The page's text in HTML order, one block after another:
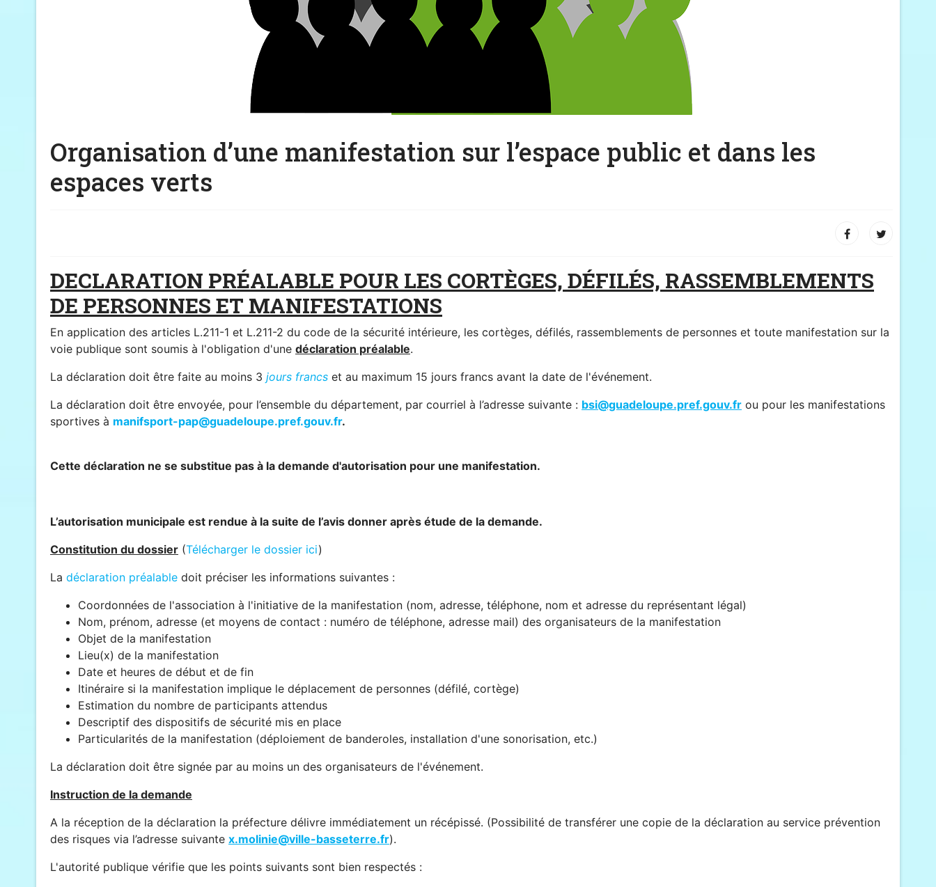
Organisation d’une manifestation sur l’espace public et dans les
espaces verts
DECLARATION PRÉALABLE POUR LES CORTÈGES, DÉFILÉS, RASSEMBLEMENTS
DE PERSONNES ET MANIFESTATIONS
En application des articles L.211-1 et L.211-2 du code de la sécurité intérieure, les cortèges, défilés, rassemblements de personnes et toute manifestation sur la
voie publique sont soumis à l'obligation d'une déclaration préalable.
La déclaration doit être faite au moins 3 jours francs et au maximum 15 jours francs avant la date de l'événement.
La déclaration doit être envoyée, pour l’ensemble du département, par courriel à l’adresse suivante : bsi@guadeloupe.pref.gouv.fr ou pour les manifestations
sportives à manifsport-pap@guadeloupe.pref.gouv.fr.
Cette déclaration ne se substitue pas à la demande d'autorisation pour une manifestation.
L’autorisation municipale est rendue à la suite de l’avis donner après étude de la demande.
Constitution du dossier (Télécharger le dossier ici)
La déclaration préalable doit préciser les informations suivantes :
Coordonnées de l'association à l'initiative de la manifestation (nom, adresse, téléphone, nom et adresse du représentant légal)
Nom, prénom, adresse (et moyens de contact : numéro de téléphone, adresse mail) des organisateurs de la manifestation
Objet de la manifestation
Lieu(x) de la manifestation
Date et heures de début et de fin
Itinéraire si la manifestation implique le déplacement de personnes (défilé, cortège)
Estimation du nombre de participants attendus
Descriptif des dispositifs de sécurité mis en place
Particularités de la manifestation (déploiement de banderoles, installation d'une sonorisation, etc.)
La déclaration doit être signée par au moins un des organisateurs de l'événement.
Instruction de la demande
A la réception de la déclaration la préfecture délivre immédiatement un récépissé. (Possibilité de transférer une copie de la déclaration au service prévention
des risques via l’adresse suivante x.molinie@ville-basseterre.fr).
L'autorité publique vérifie que les points suivants sont bien respectés :